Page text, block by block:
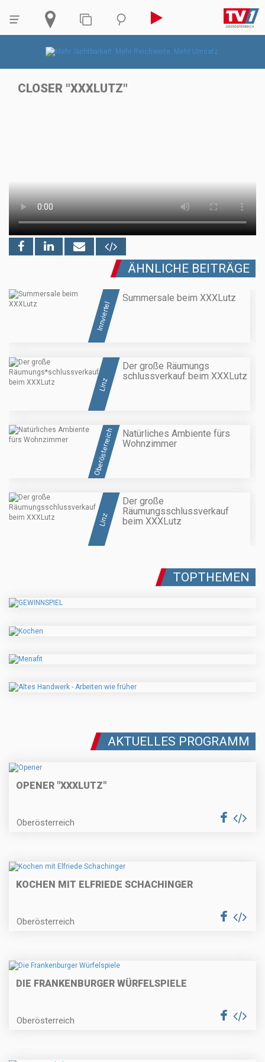
CLOSER "XXXLUTZ"
ÄHNLICHE BEITRÄGE
Innviertel
Summersale beim XXXLutz
Linz
Der große Räumungs
schlussverkauf beim XXXLutz
Oberösterreich
Natürliches Ambiente fürs
Wohnzimmer
Linz
Der große
Räumungsschlussverkauf
beim XXXLutz
TOPTHEMEN
AKTUELLES PROGRAMM
OPENER "XXXLUTZ"
Oberösterreich
KOCHEN MIT ELFRIEDE SCHACHINGER
Oberösterreich
DIE FRANKENBURGER WÜRFELSPIELE
Oberösterreich